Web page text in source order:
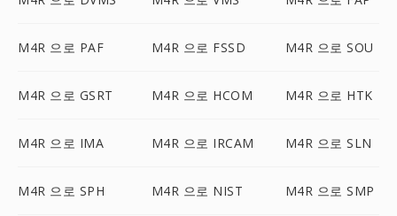
M4R 으로 PAF M4R 으로 FSSD M4R 으로 SOU
M4R 으로 GSRT M4R 으로 HCOM M4R 으로 HTK
M4R 으로 IMA M4R 으로 IRCAM M4R 으로 SLN
M4R 으로 SPH M4R 으로 NIST M4R 으로 SMP